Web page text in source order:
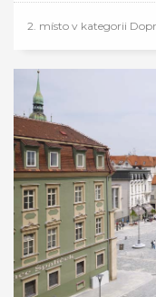
2. místo v kategorii